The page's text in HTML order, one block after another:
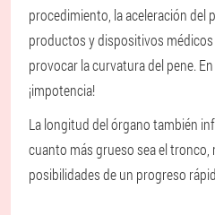
procedimiento, la aceleración del
productos y dispositivos
provocar la curvatura del pene.
¡impotencia!
La longitud del órgano también
cuanto más grueso sea el tronco,
posibilidades de un progreso